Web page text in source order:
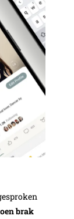
brak